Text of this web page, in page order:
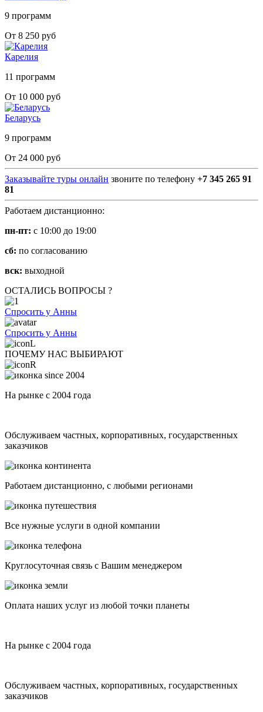
9 программ
От 8 250 руб
Карелия
11 программ
От 10 000 руб
Беларусь
9 программ
От 24 000 руб
Заказывайте туры онлайн звоните по телефону +7 345 265 91
81
Работаем дистанционно:
пн-пт: с 10:00 до 19:00
сб: по согласованию
вск: выходной
ОСТАЛИСЬ ВОПРОСЫ ?
Спросить у Анны
Спросить у Анны
ПОЧЕМУ НАС ВЫБИРАЮТ
На рынке с 2004 года
Обслуживаем частных, корпоративных, государственных
заказчиков
Работаем дистанционно, с любыми регионами
Все нужные услуги в одной компании
Круглосуточная связь с Вашим менеджером
Оплата наших услуг из любой точки планеты
На рынке с 2004 года
Обслуживаем частных, корпоративных, государственных
заказчиков